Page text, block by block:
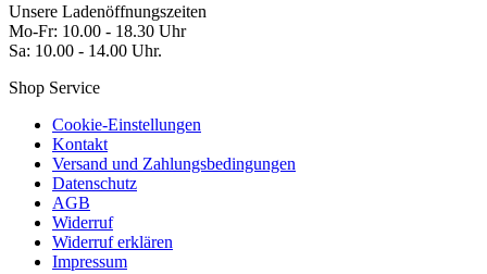
Unsere Ladenöffnungszeiten
Mo-Fr: 10.00 - 18.30 Uhr
Sa: 10.00 - 14.00 Uhr.
Shop Service
Cookie-Einstellungen
Kontakt
Versand und Zahlungsbedingungen
Datenschutz
AGB
Widerruf
Widerruf erklären
Impressum